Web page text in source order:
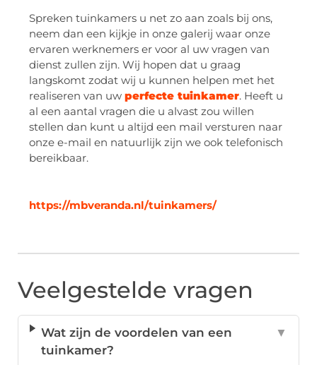
Spreken tuinkamers u net zo aan zoals bij ons,
neem dan een kijkje in onze galerij waar onze
ervaren werknemers er voor al uw vragen van
dienst zullen zijn. Wij hopen dat u graag
langskomt zodat wij u kunnen helpen met het
realiseren van uw perfecte tuinkamer. Heeft u
al een aantal vragen die u alvast zou willen
stellen dan kunt u altijd een mail versturen naar
onze e-mail en natuurlijk zijn we ook telefonisch
bereikbaar.
https://mbveranda.nl/tuinkamers/
Veelgestelde vragen
Wat zijn de voordelen van een
tuinkamer?
▼